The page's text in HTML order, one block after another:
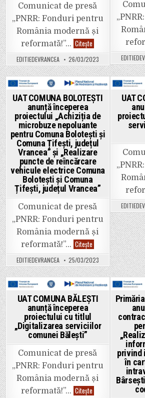
Comunicat de presă
„PNRR: Fonduri pentru
România modernă și
reformată!”… Citește
COMUNA
BĂLEȘTI
anunță
începerea
proiectului
„Digitalizarea
serviciilor
comunei
Bălești”
EDITIEDEVRANCEA 26/03/2023
Posted
UAT COMUNA BOLOTEȘTI
anunță începerea
proiectului „Achiziția de
microbuze nepoluante
pentru Comuna Bolotești și
Comuna Țifești, județul
Vrancea” și „Realizare
puncte de reîncărcare
vehicule electrice Comuna
Bolotești și Comuna
Țifești, județul Vrancea”
Comunicat de presă
„PNRR: Fonduri pentru
România modernă și
reformată!”… Citește
COMUNA
BOLOTEȘTI
anunță
începerea
proiectului
„Achiziția
de
microbuze
nepoluante
Bolotești
și
județul
Vrancea”
și
„Realizare
puncte
de
reîncărcare
vehicule
EDITIEDEVRANCEA 25/03/2023
Posted
UAT
Posted
UAT COMUNA BĂLEȘTI
anunță începerea
proiectului cu titlul
„Digitalizarea serviciilor
comunei Bălești”
Comunicat de presă
„PNRR: Fonduri pentru
România modernă și
reformată!”… Citește
Posted
privind
în